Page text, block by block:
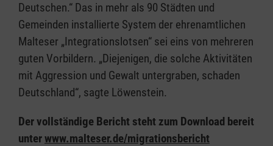
Deutschen.“ Das in mehr als 90 Städten und
Gemeinden installierte System der ehrenamtlichen
Malteser „Integrationslotsen“ sei eins von mehreren
guten Vorbildern. „Diejenigen, die solche Aktivitäten
mit Aggression und Gewalt untergraben, schaden
Deutschland“, sagte Löwenstein.
Der vollständige Bericht steht zum Download bereit
unterwww.malteser.de/migrationsbericht